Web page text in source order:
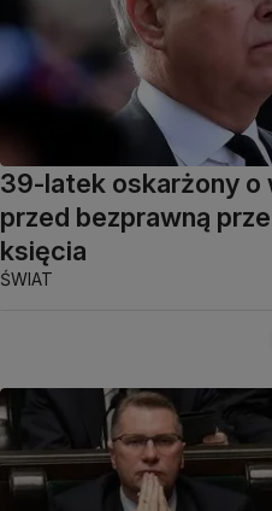
39-latek oskarżony o
przed bezprawną
księcia
ŚWIAT